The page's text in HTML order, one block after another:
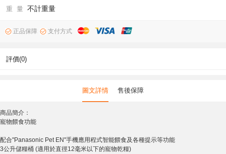
重 量 不計重量
正品保障 支付方式
評價(0)
圖文詳情 售後保障
商品簡介：
寵物餵食功能
配合"Panasonic Pet EN"手機應用程式智能餵食及各種提示等功能
3公升儲糧桶 (適用於直徑12毫米以下的寵物乾糧)